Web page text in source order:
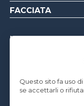
FACCIATA
MERCATO
REALIZZAZIONI
CHI SIAMO
Questo sito fa uso
se accettarli o